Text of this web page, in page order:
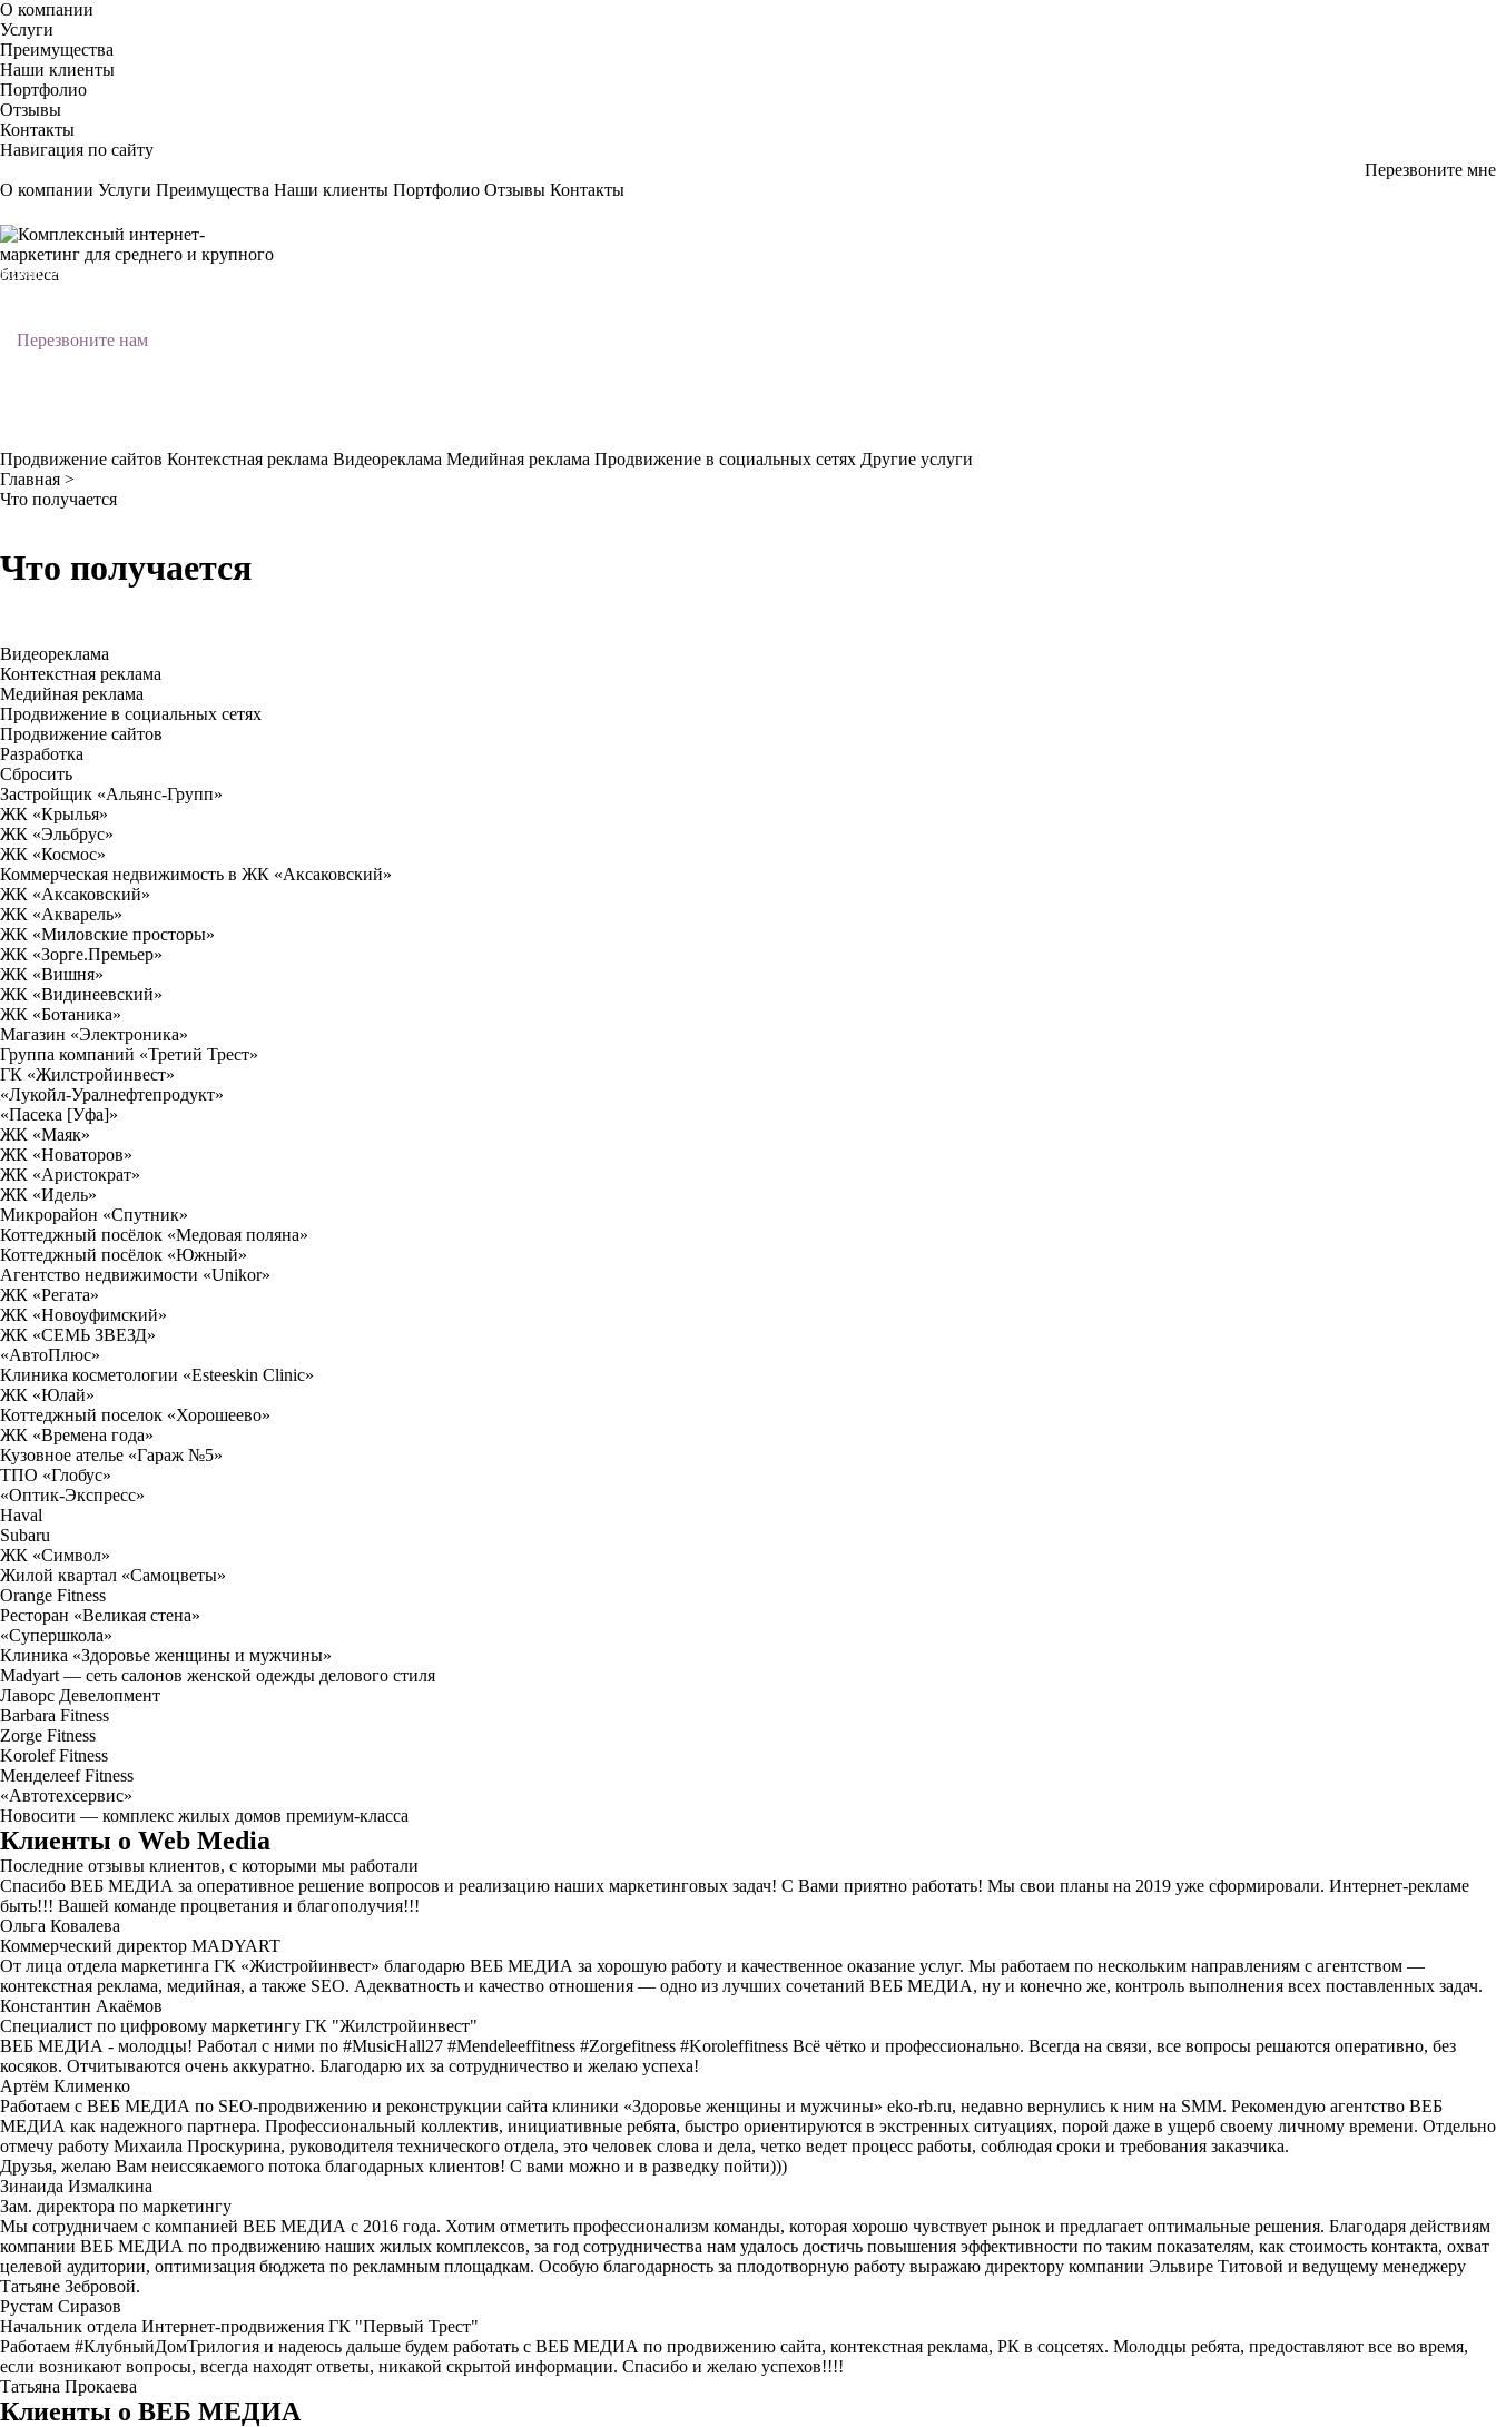
О компании
Услуги
Преимущества
Наши клиенты
Портфолио
Отзывы
Контакты
Навигация по сайту
Перезвоните мне
О компании Услуги Преимущества Наши клиенты Портфолио Отзывы Контакты
Комплексный интернет-маркетинг
Перезвоните нам
Продвижение сайтов Контекстная реклама Видеореклама Медийная реклама Продвижение в социальных сетях Другие услуги
Главная >
Что получается
Что получается
Видеореклама
Контекстная реклама
Медийная реклама
Продвижение в социальных сетях
Продвижение сайтов
Разработка
Сбросить
Застройщик «Альянс-Групп»
ЖК «Крылья»
ЖК «Эльбрус»
ЖК «Космос»
Коммерческая недвижимость в ЖК «Аксаковский»
ЖК «Аксаковский»
ЖК «Акварель»
ЖК «Миловские просторы»
ЖК «Зорге.Премьер»
ЖК «Вишня»
ЖК «Видинеевский»
ЖК «Ботаника»
Магазин «Электроника»
Группа компаний «Третий Трест»
ГК «Жилстройинвест»
«Лукойл-Уралнефтепродукт»
«Пасека [Уфа]»
ЖК «Маяк»
ЖК «Новаторов»
ЖК «Аристократ»
ЖК «Идель»
Микрорайон «Спутник»
Коттеджный посёлок «Медовая поляна»
Коттеджный посёлок «Южный»
Агентство недвижимости «Unikor»
ЖК «Регата»
ЖК «Новоуфимский»
ЖК «СЕМЬ ЗВЕЗД»
«АвтоПлюс»
Клиника косметологии «Esteeskin Clinic»
ЖК «Юлай»
Коттеджный поселок «Хорошеево»
ЖК «Времена года»
Кузовное ателье «Гараж №5»
ТПО «Глобус»
«Оптик-Экспресс»
Haval
Subaru
ЖК «Символ»
Жилой квартал «Самоцветы»
Orange Fitness
Ресторан «Великая стена»
«Супершкола»
Клиника «Здоровье женщины и мужчины»
Madyart — сеть салонов женской одежды делового стиля
Лаворс Девелопмент
Barbara Fitness
Zorge Fitness
Korolef Fitness
Менделееf Fitness
«Автотехсервис»
Новосити — комплекс жилых домов премиум-класса
Клиенты о Web Media
Последние отзывы клиентов, с которыми мы работали
Спасибо ВЕБ МЕДИА за оперативное решение вопросов и реализацию наших маркетинговых задач! С Вами приятно работать! Мы свои планы на 2019 уже сформировали. Интернет-рекламе
быть!!! Вашей команде процветания и благополучия!!!
Ольга Ковалева
Коммерческий директор MADYART
От лица отдела маркетинга ГК «Жистройинвест» благодарю ВЕБ МЕДИА за хорошую работу и качественное оказание услуг. Мы работаем по нескольким направлениям с агентством —
контекстная реклама, медийная, а также SEO. Адекватность и качество отношения — одно из лучших сочетаний ВЕБ МЕДИА, ну и конечно же, контроль выполнения всех поставленных задач.
Константин Акаёмов
Специалист по цифровому маркетингу ГК "Жилстройинвест"
ВЕБ МЕДИА - молодцы! Работал с ними по #MusicHall27 #Mendeleeffitness #Zorgefitness #Koroleffitness Всё чётко и профессионально. Всегда на связи, все вопросы решаются оперативно, без
косяков. Отчитываются очень аккуратно. Благодарю их за сотрудничество и желаю успеха!
Артём Клименко
Работаем с ВЕБ МЕДИА по SEO-продвижению и реконструкции сайта клиники «Здоровье женщины и мужчины» eko-rb.ru, недавно вернулись к ним на SMM. Рекомендую агентство ВЕБ
МЕДИА как надежного партнера. Профессиональный коллектив, инициативные ребята, быстро ориентируются в экстренных ситуациях, порой даже в ущерб своему личному времени. Отдельно
отмечу работу Михаила Проскурина, руководителя технического отдела, это человек слова и дела, четко ведет процесс работы, соблюдая сроки и требования заказчика.
Друзья, желаю Вам неиссякаемого потока благодарных клиентов! С вами можно и в разведку пойти)))
Зинаида Измалкина
Зам. директора по маркетингу
Мы сотрудничаем с компанией ВЕБ МЕДИА с 2016 года. Хотим отметить профессионализм команды, которая хорошо чувствует рынок и предлагает оптимальные решения. Благодаря действиям
компании ВЕБ МЕДИА по продвижению наших жилых комплексов, за год сотрудничества нам удалось достичь повышения эффективности по таким показателям, как стоимость контакта, охват
целевой аудитории, оптимизация бюджета по рекламным площадкам. Особую благодарность за плодотворную работу выражаю директору компании Эльвире Титовой и ведущему менеджеру
Татьяне Зебровой.
Рустам Сиразов
Начальник отдела Интернет-продвижения ГК "Первый Трест"
Работаем #КлубныйДомТрилогия и надеюсь дальше будем работать с ВЕБ МЕДИА по продвижению сайта, контекстная реклама, РК в соцсетях. Молодцы ребята, предоставляют все во время,
если возникают вопросы, всегда находят ответы, никакой скрытой информации. Спасибо и желаю успехов!!!!
Татьяна Прокаева
Клиенты о ВЕБ МЕДИА